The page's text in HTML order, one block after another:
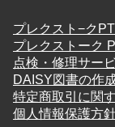
プレクスト−ク
プレクストーク
点検・修理サー
DAISY図書の作
特定商取引に関
個人情報保護方